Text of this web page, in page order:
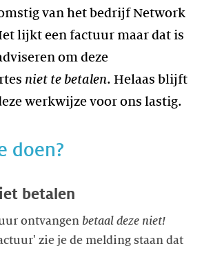
van het bedrijf Network
lijkt een factuur maar dat is
om deze
niet te betalen. Helaas blijft
werkwijze voor ons lastig.
doen?
betalen
ontvangen betaal deze niet!
zie je de melding staan dat